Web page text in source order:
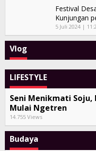
Festival
Kunjungan
5 Juli 2024 |
Vlog
LIFESTYLE
Seni Menikmati Soju,
Mulai Ngetren
14.755 Views
Budaya